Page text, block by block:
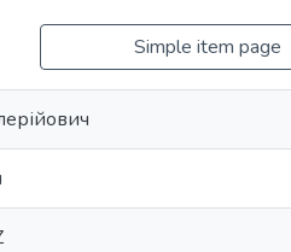
Simple item page